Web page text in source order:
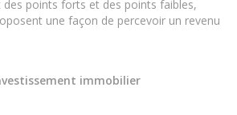
points forts et des points faibles,
une façon de percevoir un revenu
immobilier